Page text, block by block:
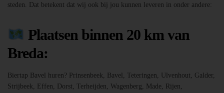
steden. Dat betekent dat wij ook bij jou kunnen leveren in onder andere:
Plaatsen binnen 20 km van
Breda:
Biertap Bavel huren? Prinsenbeek, Bavel, Teteringen, Ulvenhout, Galder,
Strijbeek, Effen, Dorst, Terheijden, Wagenberg, Made, Rijen,